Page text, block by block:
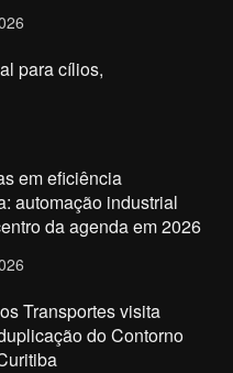
para cílios,
em eficiência
automação industrial
da agenda em 2026
Transportes visita
do Contorno